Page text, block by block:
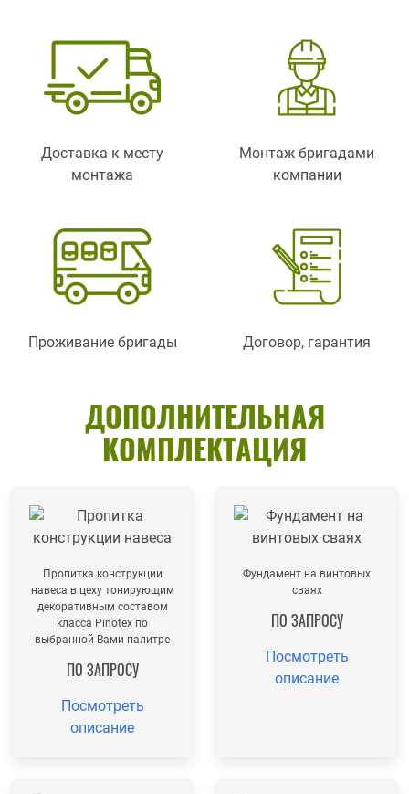
Доставка к месту
монтажа
Монтаж бригадами
компании
Проживание бригады Договор, гарантия
ДОПОЛНИТЕЛЬНАЯ
КОМПЛЕКТАЦИЯ
Пропитка конструкции
навеса в цеху тонирующим
декоративным составом
класса Pinotex по
выбранной Вами палитре
ПО ЗАПРОСУ
Посмотреть
описание
Фундамент на винтовых
сваях
ПО ЗАПРОСУ
Посмотреть
описание